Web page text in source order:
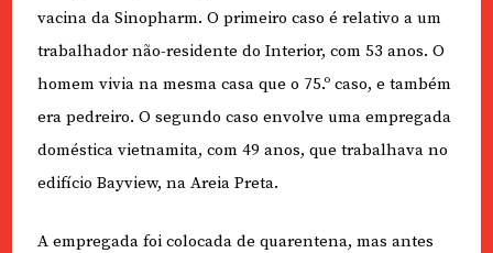
vacina da Sinopharm. O primeiro caso é relativo a um
trabalhador não-residente do Interior, com 53 anos. O
homem vivia na mesma casa que o 75.º caso, e também
era pedreiro. O segundo caso envolve uma empregada
doméstica vietnamita, com 49 anos, que trabalhava no
edifício Bayview, na Areia Preta.
A empregada foi colocada de quarentena, mas antes